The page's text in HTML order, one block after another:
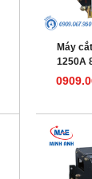
Máy
1250A
Model